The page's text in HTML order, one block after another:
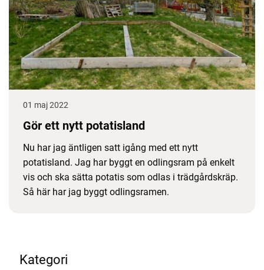
01 maj 2022
Gör ett nytt potatisland
Nu har jag äntligen satt igång med ett nytt
potatisland. Jag har byggt en odlingsram på enkelt
vis och ska sätta potatis som odlas i trädgårdskräp.
Så här har jag byggt odlingsramen.
Kategori